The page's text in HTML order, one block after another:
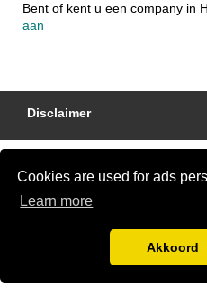
Cookies are used for ads
Learn more
Akkoord
Bent of kent u een company in
aan
Disclaimer